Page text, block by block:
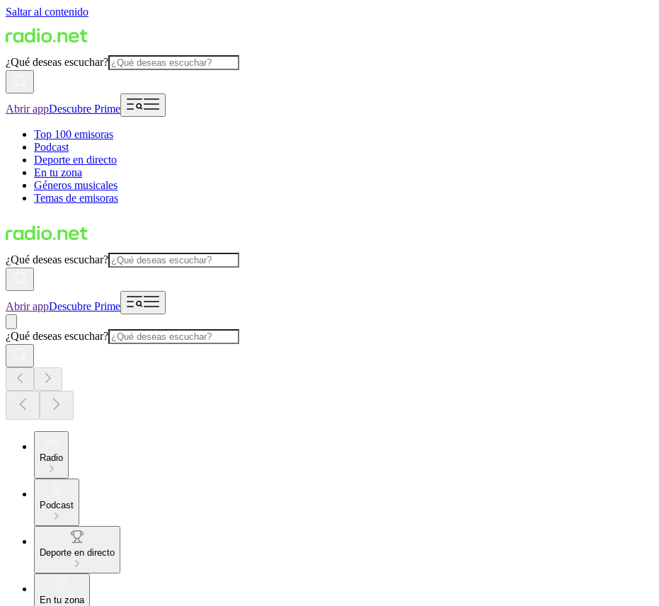
Saltar al contenido
¿Qué deseas escuchar?
Abrir appDescubre Prime
Top 100 emisoras
Podcast
Deporte en directo
En tu zona
Géneros musicales
Temas de emisoras
¿Qué deseas escuchar?
Abrir appDescubre Prime
¿Qué deseas escuchar?
Radio
Podcast
Deporte en directo
En tu zona